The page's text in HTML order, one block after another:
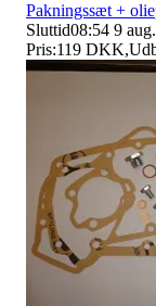
Pakningssæt +
Sluttid08:54 9
Pris:119 DKK,